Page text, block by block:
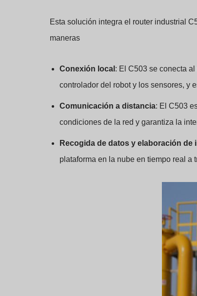
Esta solución integra el router industrial
maneras
Conexión local : El C503 se conecta
controlador del robot y los sensores, y
Comunicación a distancia: El C503
condiciones de la red y garantiza la
Recogida de datos y elaboración de
plataforma en la nube en tiempo real a